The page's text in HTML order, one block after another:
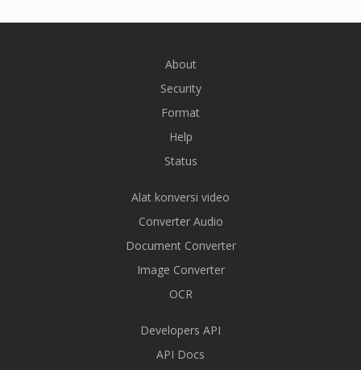
About
Security
Format
Help
Status
Alat konversi video
Converter Audio
Document Converter
Image Converter
OCR
Developers API
API Docs